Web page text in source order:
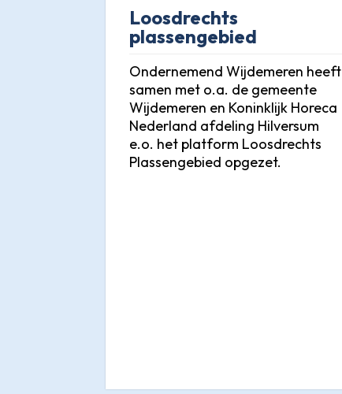
Loosdrechts
plassengebied
Ondernemend Wijdemeren heeft
samen met o.a. de gemeente
Wijdemeren en Koninklijk Horeca
Nederland afdeling Hilversum
e.o. het platform Loosdrechts
Plassengebied opgezet.